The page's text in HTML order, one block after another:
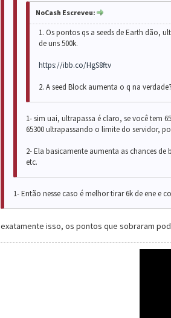
NoCash Escreveu:
1. Os pontos qs a seeds de Earth dão,
de uns 500k.
https://ibb.co/HgS8ftv
2. A seed Block aumenta o q na
1- sim uai, ultrapassa é claro, se você tem
65300 ultrapassando o limite do servidor,
2-Ela basicamente aumenta as chances de
etc.
1- Então nesse caso é melhor tirar 6k de ene e
exatamente isso, os pontos que sobraram